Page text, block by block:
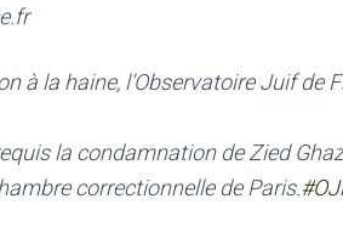
à la haine, l’Observatoire Juif de
la condamnation de Zied
correctionnelle de Paris.